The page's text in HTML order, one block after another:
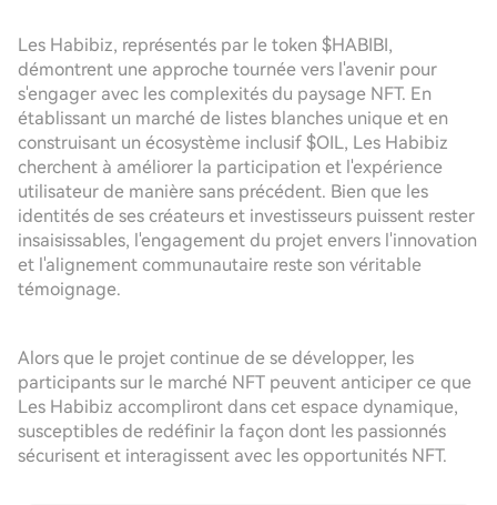
Les Habibiz, représentés par le token $HABIBI,
démontrent une approche tournée vers l'avenir pour
s'engager avec les complexités du paysage NFT. En
établissant un marché de listes blanches unique et en
construisant un écosystème inclusif $OIL, Les Habibiz
cherchent à améliorer la participation et l'expérience
utilisateur de manière sans précédent. Bien que les
identités de ses créateurs et investisseurs puissent rester
insaisissables, l'engagement du projet envers l'innovation
et l'alignement communautaire reste son véritable
témoignage.
Alors que le projet continue de se développer, les
participants sur le marché NFT peuvent anticiper ce que
Les Habibiz accompliront dans cet espace dynamique,
susceptibles de redéfinir la façon dont les passionnés
sécurisent et interagissent avec les opportunités NFT.